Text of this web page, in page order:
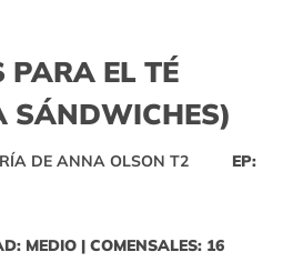
EL TÉ
SÁNDWICHES)
DE ANNA OLSON T2 EP:
MEDIO | COMENSALES: 16